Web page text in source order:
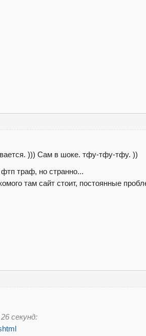
))) Сам в шоке. тфу-тфу-тфу. ))
траф, но странно...
там сайт стоит, постоянные
секунд: